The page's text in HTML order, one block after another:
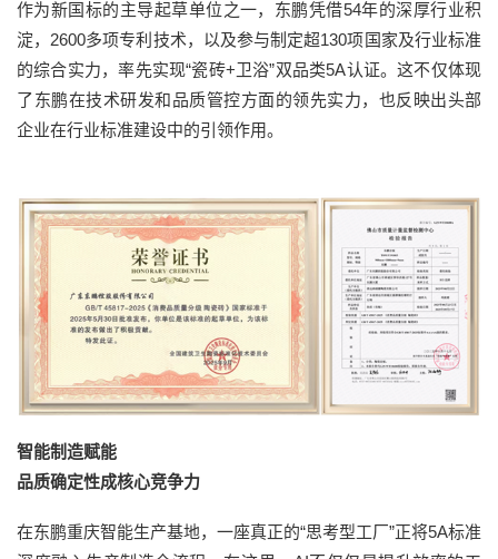
作为新国标的主导起草单位之一，东鹏凭借54年的深厚行业积
淀，2600多项专利技术，以及参与制定超130项国家及行业标准
的综合实力，率先实现“瓷砖+卫浴”双品类5A认证。这不仅体现
了东鹏在技术研发和品质管控方面的领先实力，也反映出头部
企业在行业标准建设中的引领作用。
智能制造赋能
品质确定性成核心竞争力
在东鹏重庆智能生产基地，一座真正的“思考型工厂”正将5A标准